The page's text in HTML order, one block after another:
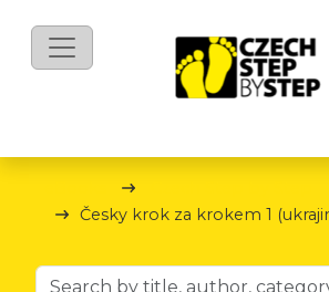
Česky krok za krokem 1